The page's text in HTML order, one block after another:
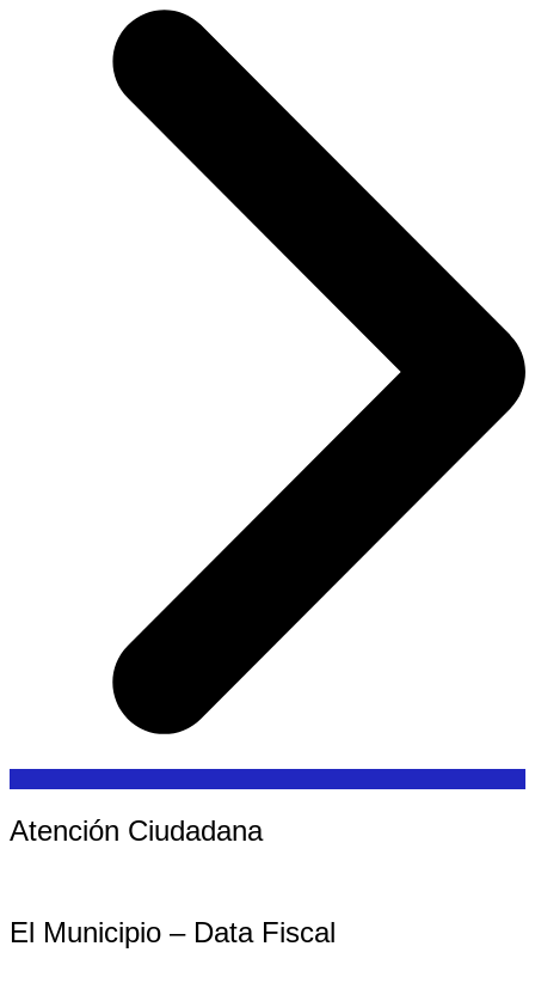
Atención Ciudadana
El Municipio – Data Fiscal